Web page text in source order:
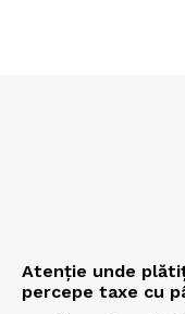
Atenție unde
percepe taxe cu